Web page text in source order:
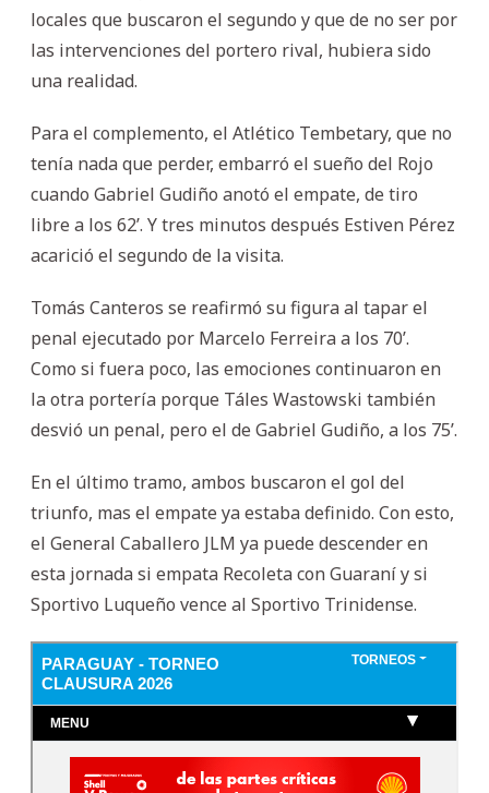
locales que buscaron el segundo y que de no ser por
las intervenciones del portero rival, hubiera sido
una realidad.
Para el complemento, el Atlético Tembetary, que no
tenía nada que perder, embarró el sueño del Rojo
cuando Gabriel Gudiño anotó el empate, de tiro
libre a los 62’. Y tres minutos después Estiven Pérez
acarició el segundo de la visita.
Tomás Canteros se reafirmó su figura al tapar el
penal ejecutado por Marcelo Ferreira a los 70’.
Como si fuera poco, las emociones continuaron en
la otra portería porque Táles Wastowski también
desvió un penal, pero el de Gabriel Gudiño, a los 75’.
En el último tramo, ambos buscaron el gol del
triunfo, mas el empate ya estaba definido. Con esto,
el General Caballero JLM ya puede descender en
esta jornada si empata Recoleta con Guaraní y si
Sportivo Luqueño vence al Sportivo Trinidense.